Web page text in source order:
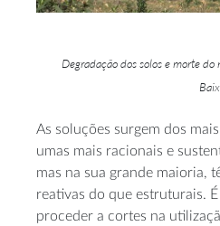
Degradação dos solos e morte
As soluções surgem dos
umas mais racionais e
mas na sua grande maioria,
reativas do que estruturais.
proceder a cortes na